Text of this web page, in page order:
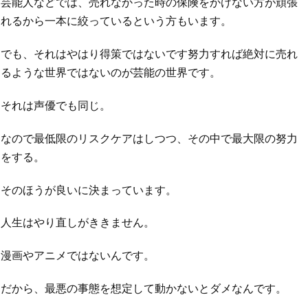
れるから一本に絞っているという方もいます。
でも、それはやはり得策ではないです努力すれば絶対に売れ
るような世界ではないのが芸能の世界です。
それは声優でも同じ。
なので最低限のリスクケアはしつつ、その中で最大限の努力
をする。
そのほうが良いに決まっています。
人生はやり直しがききません。
漫画やアニメではないんです。
だから、最悪の事態を想定して動かないとダメなんです。